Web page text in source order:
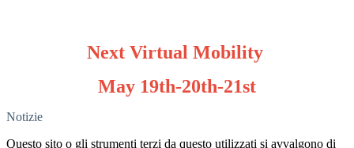
Next Virtual Mobility
May 19th-20th-21st
Notizie
Questo sito o gli strumenti terzi da questo utilizzati si avvalgono di